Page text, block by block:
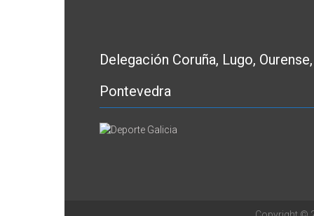
Delegación Coruña, Lugo, Ourense,
Pontevedra